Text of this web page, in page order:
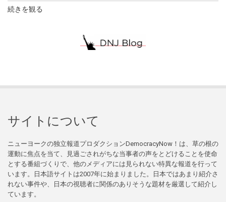
続きを観る
サイトについて
ニューヨークの独立報道プロダクションDemocracyNow！は、草の根の
運動に焦点を当て、見過ごされがちな当事者の声をとどけることを使命
とする番組づくりで、他のメディアには見られない特異な報道を行って
います。日本語サイトは2007年に始まりました。日本ではあまり紹介さ
れない事件や、日本の視聴者に関係のありそうな題材を厳選して紹介し
ています。